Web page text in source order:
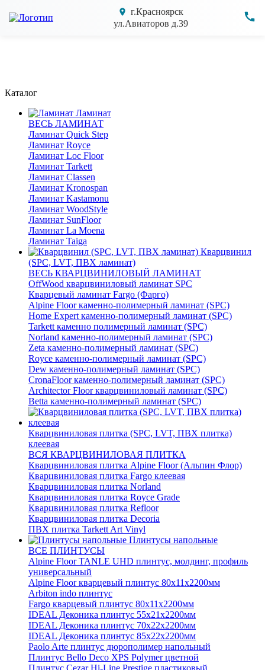
г.Красноярск
ул.Авиаторов д.39
Каталог
Ламинат
ВЕСЬ ЛАМИНАТ
Ламинат Quick Step
Ламинат Royce
Ламинат Loc Floor
Ламинат Tarkett
Ламинат Classen
Ламинат Kronospan
Ламинат Kastamonu
Ламинат WoodStyle
Ламинат SunFloor
Ламинат La Moena
Ламинат Taiga
Кварцвинил
(SPC, LVT, ПВХ ламинат)
ВЕСЬ КВАРЦВИНИЛОВЫЙ ЛАМИНАТ
OffWood кварцвиниловый ламинат SPC
Кварцевый ламинат Fargo (Фарго)
Alpine Floor каменно-полимерный ламинат (SPC)
Home Expert каменно-полимерный ламинат (SPC)
Tarkett каменно полимерный ламинат (SPC)
Norland каменно-полимерный ламинат (SPC)
Zeta каменно-полимерный ламинат (SPC)
Royce каменно-полимерный ламинат (SPC)
Dew каменно-полимерный ламинат (SPC)
CronaFloor каменно-полимерный ламинат (SPC)
Architector Floor кварцвиниловый ламинат (SPC)
Betta каменно-полимерный ламинат (SPC)
Кварцвиниловая плитка (SPC, LVT, ПВХ плитка)
клеевая
ВСЯ КВАРЦВИНИЛОВАЯ ПЛИТКА
Кварцвиниловая плитка Alpine Floor (Альпин Флор)
Кварцвиниловая плитка Fargo клеевая
Кварцвиниловая плитка Norland
Кварцвиниловая плитка Royce Grade
Кварцвиниловая плитка Refloor
Кварцвиниловая плитка Decoria
ПВХ плитка Tarkett Art Vinyl
Плинтусы напольные
ВСЕ ПЛИНТУСЫ
Alpine Floor TANLE UHD плинтус, молдинг, профиль
универсальный
Alpine Floor кварцевый плинтус 80х11х2200мм
Arbiton indo плинтус
Fargo кварцевый плинтус 80х11х2200мм
IDEAL Деконика плинтус 55х21х2200мм
IDEAL Деконика плинтус 70х22х2200мм
IDEAL Деконика плинтус 85х22х2200мм
Paolo Arte плинтус дюрополимер напольный
Плинтус Bello Deco XPS Polymer цветной
Плинтус Cezar Hi-Line Prestige пластиковый